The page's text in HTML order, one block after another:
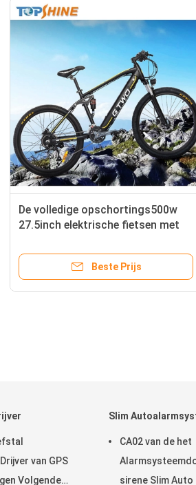
De volledige opschortings500w
27.5inch elektrische fietsen met
onbruikbaar
Beste Prijs
van GPS
Volgende
Slim
CA02 van de het
sirene Slim